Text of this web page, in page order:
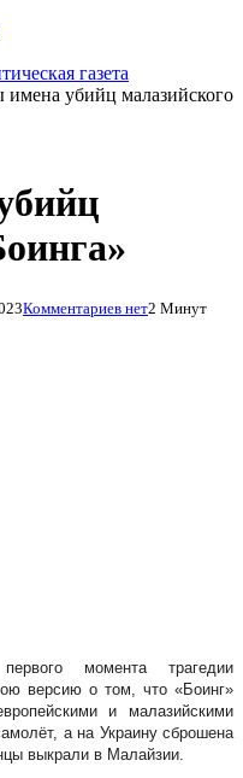
имена убийц малазийского
Комментариев нет2 Минут
момента трагедии
версию о том, что «Боинг»
и малазийскими
а на Украину сброшена
выкрали в Малайзии.